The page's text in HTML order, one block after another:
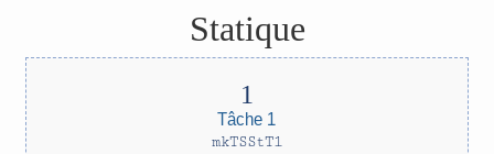
Statique
Tâche 1
mkTSStT1